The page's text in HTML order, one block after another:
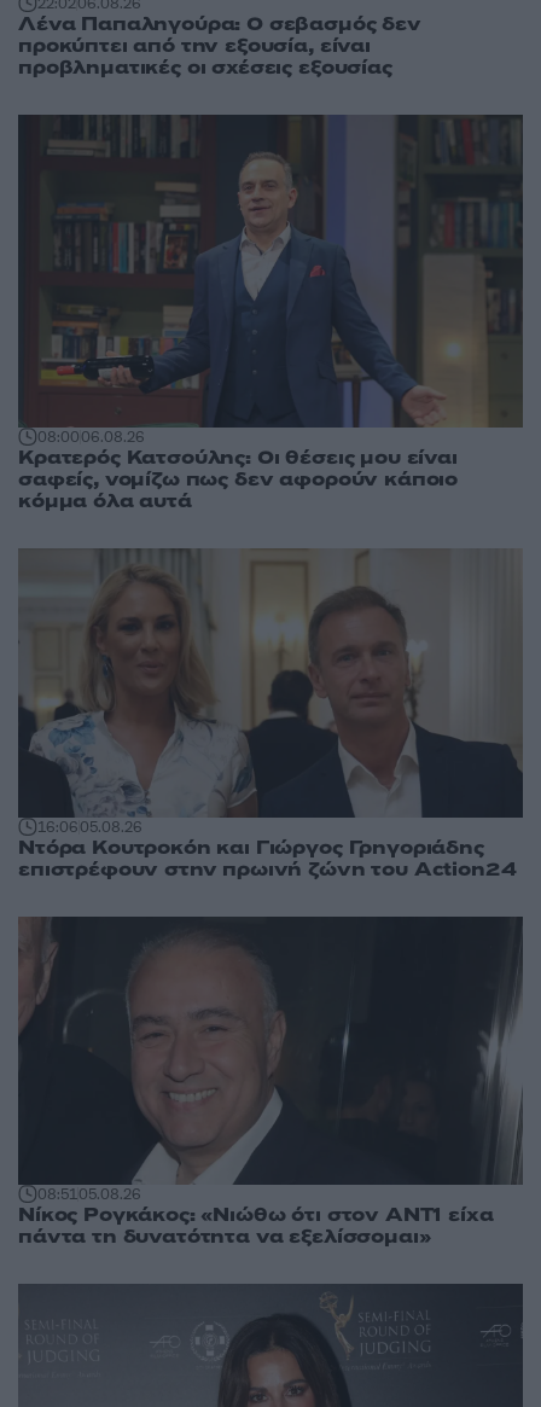
Λένα Παπαληγούρα: Ο σεβασμός δεν
προκύπτει από την εξουσία, είναι
προβληματικές οι σχέσεις εξουσίας
08:0006.08.26
Κρατερός Κατσούλης: Οι θέσεις μου είναι
σαφείς, νομίζω πως δεν αφορούν κάποιο
κόμμα όλα αυτά
16:0605.08.26
Ντόρα Κουτροκόη και Γιώργος Γρηγοριάδης
επιστρέφουν στην πρωινή ζώνη του Action24
08:5105.08.26
Νίκος Ρογκάκος: «Νιώθω ότι στον ΑΝΤ1 είχα
πάντα τη δυνατότητα να εξελίσσομαι»